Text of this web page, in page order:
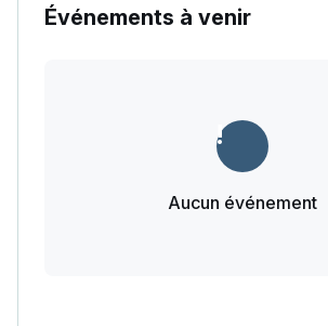
Événements à venir
Aucun événement